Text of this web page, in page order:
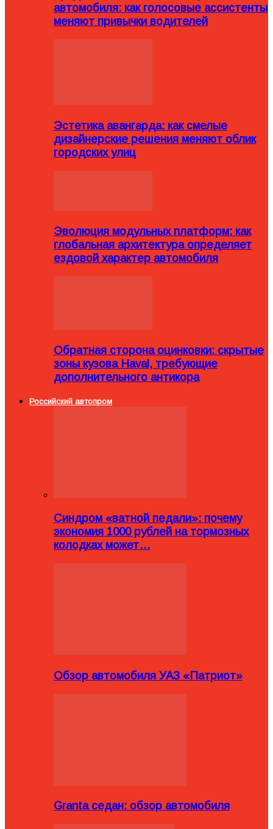
автомобиля: как голосовые ассистенты
меняют привычки водителей
Эстетика авангарда: как смелые
дизайнерские решения меняют облик
городских улиц
Эволюция модульных платформ: как
глобальная архитектура определяет
ездовой характер автомобиля
Обратная сторона оцинковки: скрытые
зоны кузова Haval, требующие
дополнительного антикора
Российский автопром
Синдром «ватной педали»: почему
экономия 1000 рублей на тормозных
колодках может…
Обзор автомобиля УАЗ «Патриот»
Granta седан: обзор автомобиля